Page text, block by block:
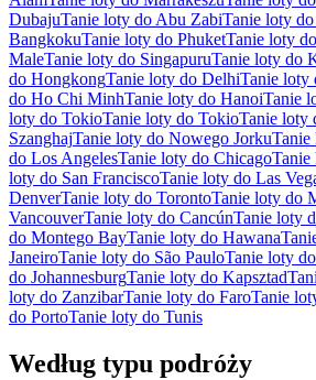
DubajuTanie loty do Abu ZabiTanie loty
BangkokuTanie loty do PhuketTanie loty
MaleTanie loty do SingapuruTanie loty do
do HongkongTanie loty do DelhiTanie loty
do Ho Chi MinhTanie loty do HanoiTanie
loty do TokioTanie loty do TokioTanie loty
SzanghajTanie loty do Nowego JorkuTanie
do Los AngelesTanie loty do ChicagoTanie
loty do San FranciscoTanie loty do Las
DenverTanie loty do TorontoTanie loty do
VancouverTanie loty do CancúnTanie loty
do Montego BayTanie loty do Hawana
JaneiroTanie loty do São PauloTanie loty
do JohannesburgTanie loty do Kapsztad
loty do ZanzibarTanie loty do FaroTanie
do PortoTanie loty do Tunis
Według typu podróży